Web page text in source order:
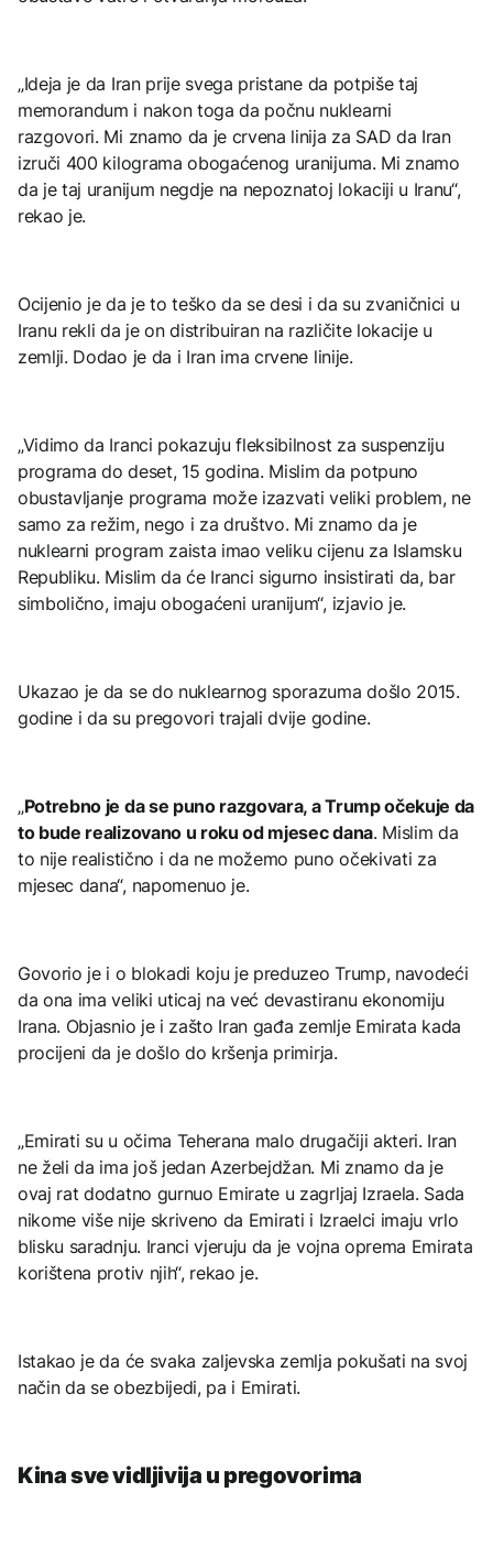
„Ideja je da Iran prije svega pristane da potpiše taj
memorandum i nakon toga da počnu nuklearni
razgovori. Mi znamo da je crvena linija za SAD da Iran
izruči 400 kilograma obogaćenog uranijuma. Mi znamo
da je taj uranijum negdje na nepoznatoj lokaciji u Iranu“,
rekao je.
Ocijenio je da je to teško da se desi i da su zvaničnici u
Iranu rekli da je on distribuiran na različite lokacije u
zemlji. Dodao je da i Iran ima crvene linije.
„Vidimo da Iranci pokazuju fleksibilnost za suspenziju
programa do deset, 15 godina. Mislim da potpuno
obustavljanje programa može izazvati veliki problem, ne
samo za režim, nego i za društvo. Mi znamo da je
nuklearni program zaista imao veliku cijenu za Islamsku
Republiku. Mislim da će Iranci sigurno insistirati da, bar
simbolično, imaju obogaćeni uranijum“, izjavio je.
Ukazao je da se do nuklearnog sporazuma došlo 2015.
godine i da su pregovori trajali dvije godine.
„Potrebno je da se puno razgovara, a Trump očekuje da
to bude realizovano u roku od mjesec dana. Mislim da
to nije realistično i da ne možemo puno očekivati za
mjesec dana“, napomenuo je.
Govorio je i o blokadi koju je preduzeo Trump, navodeći
da ona ima veliki uticaj na već devastiranu ekonomiju
Irana. Objasnio je i zašto Iran gađa zemlje Emirata kada
procijeni da je došlo do kršenja primirja.
„Emirati su u očima Teherana malo drugačiji akteri. Iran
ne želi da ima još jedan Azerbejdžan. Mi znamo da je
ovaj rat dodatno gurnuo Emirate u zagrljaj Izraela. Sada
nikome više nije skriveno da Emirati i Izraelci imaju vrlo
blisku saradnju. Iranci vjeruju da je vojna oprema Emirata
korištena protiv njih“, rekao je.
Istakao je da će svaka zaljevska zemlja pokušati na svoj
način da se obezbijedi, pa i Emirati.
Kina sve vidljivija u pregovorima